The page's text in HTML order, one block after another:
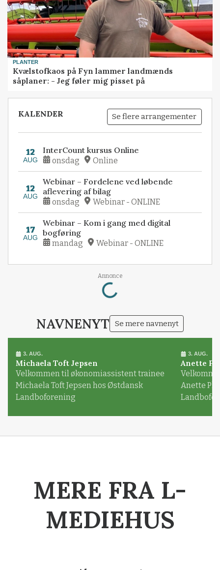
PLANTER
Kvælstofkaos på Fyn lammer landmænds
såplaner: - Jeg føler mig pisset på
KALENDER Se flere arrangementer
12
AUG
InterCount kursus Online
onsdag Online
12
AUG
Webinar – Fordelene ved løbende
aflevering af bilag
onsdag Webinar - ONLINE
17
AUG
Webinar – Kom i gang med digital
bogføring
mandag Webinar - ONLINE
Annonce
Loading...
NAVNENYT Se mere navnenyt
3. AUG.
Michaela Toft Jepsen
Velkommen til økonomiassistent trainee
Michaela Toft Jepsen hos Østdansk
Landboforening
3. AUG.
Anette
Anette
MERE FRA L-
MEDIEHUS